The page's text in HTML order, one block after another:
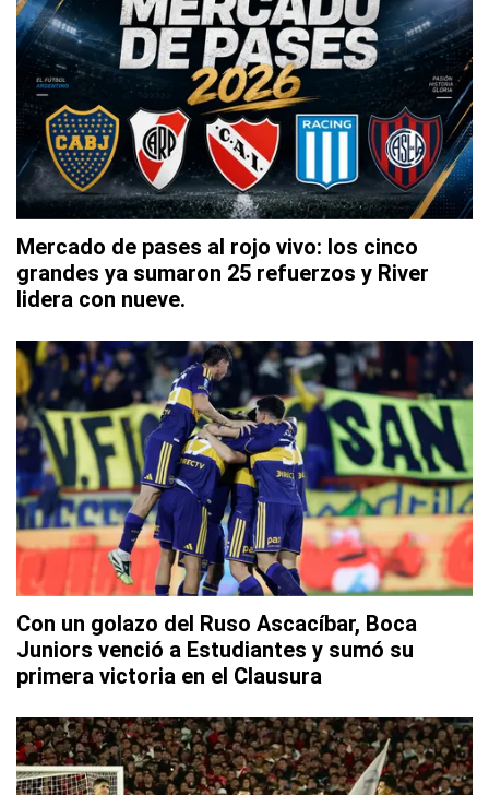
Mercado de pases al rojo vivo: los cinco
grandes ya sumaron 25 refuerzos y River
lidera con nueve.
Con un golazo del Ruso Ascacíbar, Boca
Juniors venció a Estudiantes y sumó su
primera victoria en el Clausura